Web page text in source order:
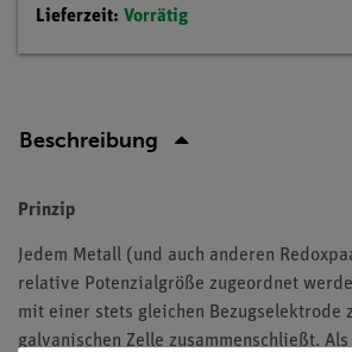
Lieferzeit: Vorrätig
Beschreibung
Prinzip
Jedem Metall (und auch anderen
relative Potenzialgröße zugeordnet
mit einer stets gleichen Bezugselektrode
galvanischen Zelle zusammenschließt.